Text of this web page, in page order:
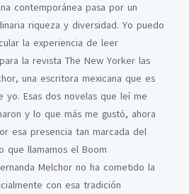
contemporánea pasa por un
riqueza y diversidad. Yo puedo
la experiencia de leer
la revista The New Yorker las
una escritora mexicana que es
yo. Esas dos novelas que leí me
y lo que más me gustó, ahora
esa presencia tan marcada del
que llamamos el Boom
Melchor no ha cometido la
con esa tradición